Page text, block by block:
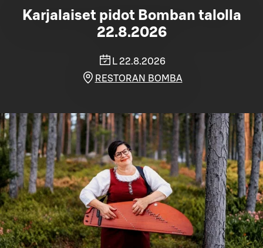
Karjalaiset pidot Bomban talolla
22.8.2026
L 22.8.2026
RESTORAN BOMBA